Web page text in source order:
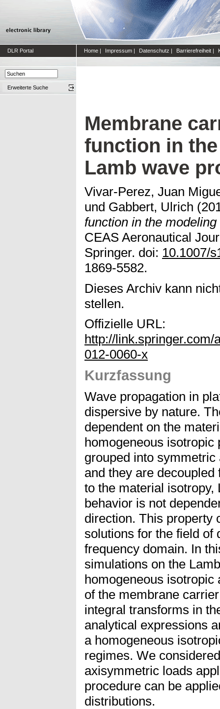
DLR Portal Home | Impressum | Datenschutz | Barrierefreiheit |
Erweiterte Suche
Membrane
function in
Lamb wave
Vivar-Perez, Juan
und Gabbert, Ulrich
function in the
CEAS Aeronautical
Springer. doi: 10.1007/
1869-5582.
Dieses Archiv kann
stellen.
Offizielle URL:
http://link.springer.com/
012-0060-x
Kurzfassung
Wave propagation in
dispersive by nature.
dependent on the
homogeneous isotropic
grouped into
and they are
to the material isotropy,
behavior is not
direction. This property
solutions for the field of
frequency domain. In
simulations on the
homogeneous isotropic
of the membrane
integral transforms in
analytical expressions
a homogeneous
regimes. We
axisymmetric loads
procedure can be
distributions.